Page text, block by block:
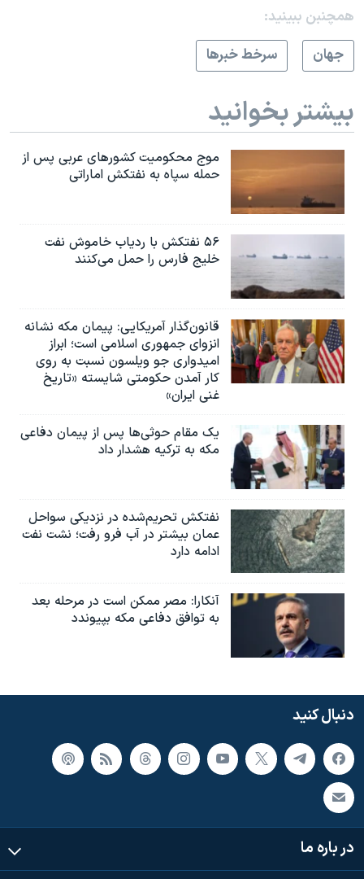
همچنبن ببینید:
جهان
سرخط خبرها
بیشتر بخوانید
موج محکومیت کشورهای عربی پس از
حمله سپاه به نفتکش اماراتی
۵۶ نفتکش با ردیاب خاموش نفت
خلیج فارس را حمل می‌کنند
قانون‌گذار آمریکایی: پیمان مکه نشانه
انزوای جمهوری اسلامی است؛ ابراز
امیدواری جو ویلسون نسبت به روی
کار آمدن حکومتی شایسته «تاریخ
غنی ایران»
یک مقام حوثی‌ها پس از پیمان دفاعی
مکه به ترکیه هشدار داد
نفتکش تحریم‌شده در نزدیکی سواحل
عمان بیشتر در آب فرو رفت؛ نشت نفت
ادامه دارد
آنکارا: مصر ممکن است در مرحله بعد
به توافق دفاعی مکه بپیوندد
دنبال کنید
در باره ما